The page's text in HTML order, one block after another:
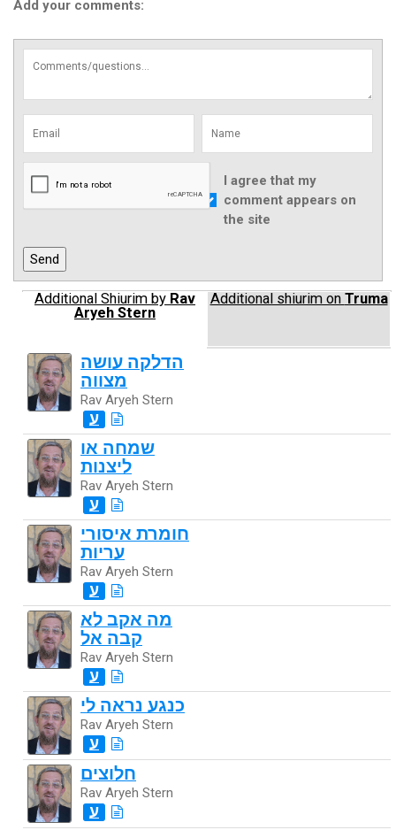
Add your comments:
I agree that my
comment appears on
the site
Additional Shiurim by Rav
Aryeh Stern
Additional shiurim on Truma
הדלקה עושה
מצווה
Rav Aryeh Stern
ע
שמחה או
ליצנות
Rav Aryeh Stern
ע
חומרת איסורי
עריות
Rav Aryeh Stern
ע
מה אקב לא
קבה אל
Rav Aryeh Stern
ע
כנגע נראה לי
Rav Aryeh Stern
ע
חלוצים
Rav Aryeh Stern
ע